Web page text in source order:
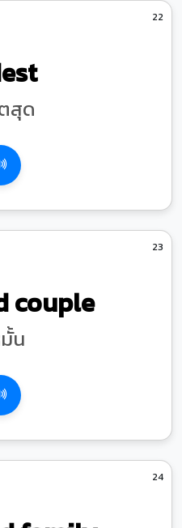
22
สุด
23
couple
น
24